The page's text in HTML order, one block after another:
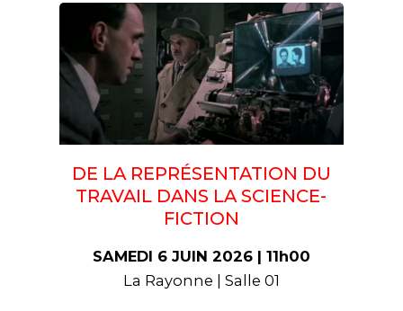
DE LA REPRÉSENTATION DU
TRAVAIL DANS LA SCIENCE-
FICTION
SAMEDI 6 JUIN 2026 | 11h00
La Rayonne | Salle 01